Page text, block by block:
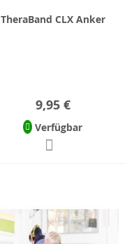
TheraBand CLX Anker
9,95 €
Verfügbar